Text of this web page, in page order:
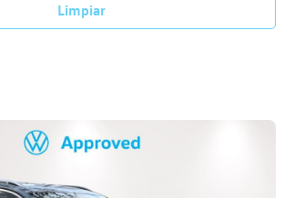
Limpiar